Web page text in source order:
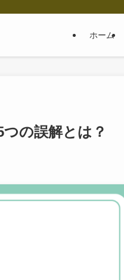
ホーム
の誤解とは？